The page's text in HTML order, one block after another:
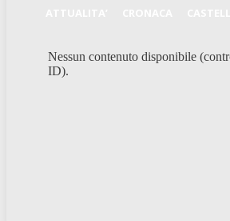
Nessun contenuto disponibile
ID).